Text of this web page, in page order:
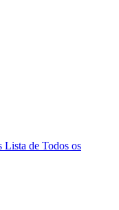
Lista de Todos os